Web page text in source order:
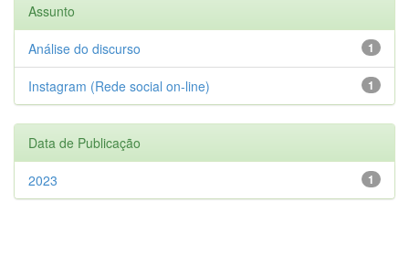
Assunto
1
Análise do discurso
1
Instagram (Rede social on-line)
Data de Publicação
1
2023